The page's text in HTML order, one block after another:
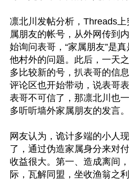
凛北川发帖分析，Threads
属朋友的帐号，从外网传到
始询问表哥，“家属朋友”是
他村外的问题。此后，一天
多比较新的号，扒表哥的信
评论区也开始带动，说表哥
表哥不可信了，那凛北川也
多听听墙外家属朋友的发言。
网友认为，诡计多端的小人
了，通过伪造家属身分来对
收益很大。第一、造成离间
际，瓦解同盟，坐收渔翁之